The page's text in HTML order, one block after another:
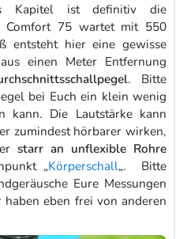
Kapitel ist definitiv die
Comfort 75 wartet mit 550
entsteht hier eine gewisse
einen Meter Entfernung
. Bitte
bei Euch ein klein wenig
kann. Die Lautstärke kann
zumindest hörbarer wirken,
starr an unflexible Rohre
„Körperschall„. Bitte
Eure Messungen
eben frei von anderen